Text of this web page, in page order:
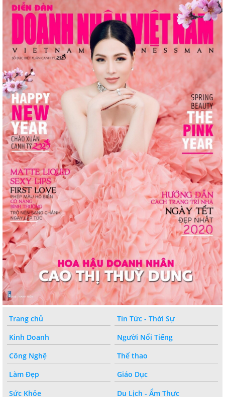
Trang chủ
Tin Tức - Thời Sự
Kinh Doanh
Người Nổi Tiếng
Công Nghệ
Thế thao
Làm Đẹp
Giáo Dục
Sức Khỏe
Du Lịch - Ẩm Thực